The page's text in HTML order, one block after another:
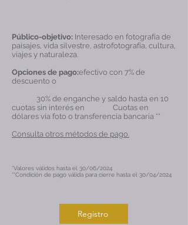
Público-objetivo: Interesado en fotografía de
paisajes, vida silvestre, astrofotografía, cultura,
viajes y naturaleza.
Opciones de pago:efectivo con 7% de
descuento o
30% de enganche y saldo hasta en 10
cuotas sin interés en Cuotas en
dólares vía foto o transferencia bancaria **
Consulta otros métodos de pago.
*Valores válidos hasta el 30/06/2024
**Condición de pago válida para cierre hasta el 30/04/2024
Registro